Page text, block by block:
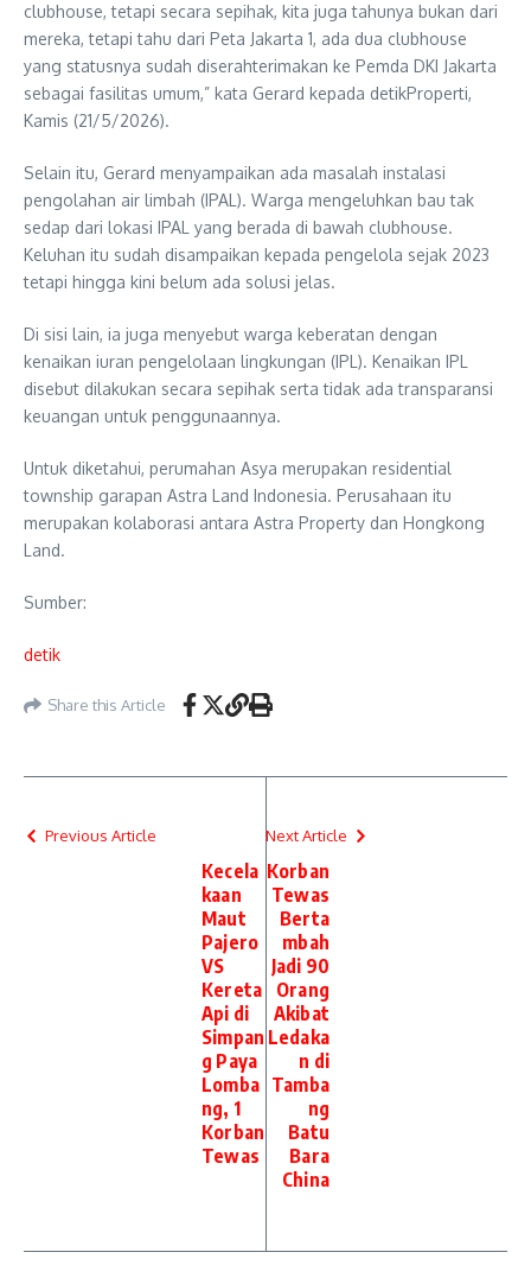
clubhouse, tetapi secara sepihak, kita juga tahunya bukan dari
mereka, tetapi tahu dari Peta Jakarta 1, ada dua clubhouse
yang statusnya sudah diserahterimakan ke Pemda DKI Jakarta
sebagai fasilitas umum,” kata Gerard kepada detikProperti,
Kamis (21/5/2026).
Selain itu, Gerard menyampaikan ada masalah instalasi
pengolahan air limbah (IPAL). Warga mengeluhkan bau tak
sedap dari lokasi IPAL yang berada di bawah clubhouse.
Keluhan itu sudah disampaikan kepada pengelola sejak 2023
tetapi hingga kini belum ada solusi jelas.
Di sisi lain, ia juga menyebut warga keberatan dengan
kenaikan iuran pengelolaan lingkungan (IPL). Kenaikan IPL
disebut dilakukan secara sepihak serta tidak ada transparansi
keuangan untuk penggunaannya.
Untuk diketahui, perumahan Asya merupakan residential
township garapan Astra Land Indonesia. Perusahaan itu
merupakan kolaborasi antara Astra Property dan Hongkong
Land.
Sumber:
detik
Share this Article
Previous Article
Kecela
kaan
Maut
Pajero
VS
Kereta
Api di
Simpan
g Paya
Lomba
ng, 1
Korban
Tewas
Next Article
Korban
Tewas
Berta
mbah
Jadi 90
Orang
Akibat
Ledaka
n di
Tamba
ng
Batu
Bara
China